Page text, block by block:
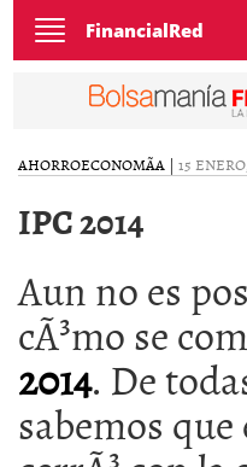
Toggle
navigation
FinancialRed
AHORROECONOMÃ­A | 15
IPC 2014
Aun no es
cÃ³mo se
2014. De
sabemos que